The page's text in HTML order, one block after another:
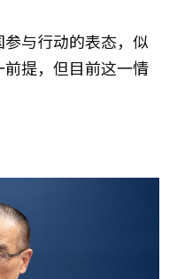
与行动的表态，似
提，但目前这一情